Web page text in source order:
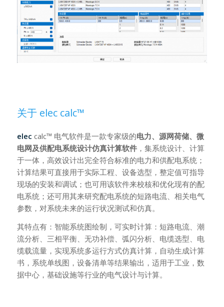
关于 elec calc™
elec calc™ 电气软件是一款专家级的电力、源网荷储、微
电网及供配电系统设计仿真计算软件，集系统设计、计算
于一体，高效设计出完全符合标准的电力和供配电系统；
计算结果可直接用于实际工程、设备选型，整定值可指导
现场的安装和调试；也可用该软件来校核和优化现有的配
电系统；还可用其来研究配电系统的短路电流、相关电气
参数，对系统未来的运行状况测试和仿真。
其特点有：智能系统图绘制，可实时计算：短路电流、潮
流分析、三相平衡、无功补偿、弧闪分析、电缆选型、电
缆载流量，实现系统多运行方式仿真计算，自动生成计算
书，系统单线图，设备清单等结果输出，适用于工业，数
据中心，基础设施等行业的电气设计与计算。